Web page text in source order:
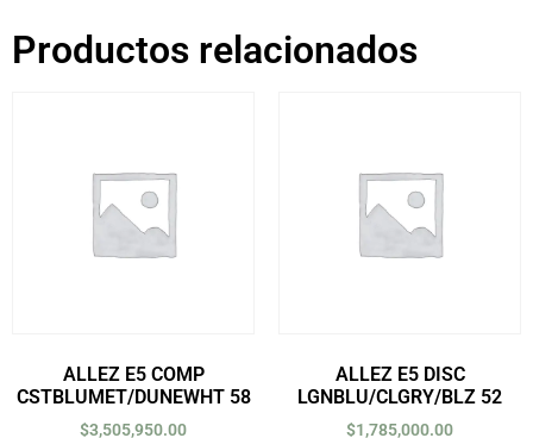
Productos relacionados
ALLEZ E5 COMP
CSTBLUMET/DUNEWHT 58
$3,505,950.00
ALLEZ E5 DISC
LGNBLU/CLGRY/BLZ 52
$1,785,000.00